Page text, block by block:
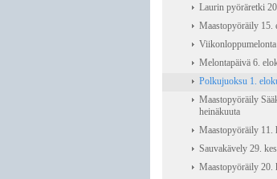
Laurin pyöräretki
Maastopyöräily 15.
Melontapäivä 6.
Polkujuoksu 1.
Maastopyöräily
heinäkuuta
Maastopyöräily 11.
Sauvakävely 29.
Maastopyöräily 20.